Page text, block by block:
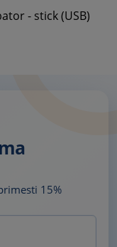
- stick (USB)
15%